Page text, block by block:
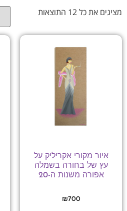
מציגים את כל ⁦12⁩ התוצאות
איור מקורי אקריליק על
עץ של בחורה בשמלה
אפורה משנות ה-20
₪700